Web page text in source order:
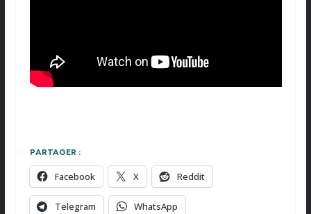
PARTAGER :
Facebook X Reddit
Telegram WhatsApp